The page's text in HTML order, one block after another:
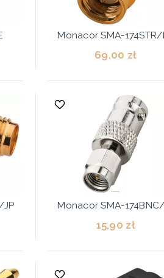
Monacor SMA-174STR/
69,00 zł
JP Monacor SMA-174BNC/
15,90 zł